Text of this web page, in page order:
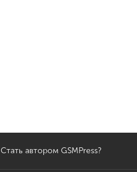
Стать автором GSMPress?